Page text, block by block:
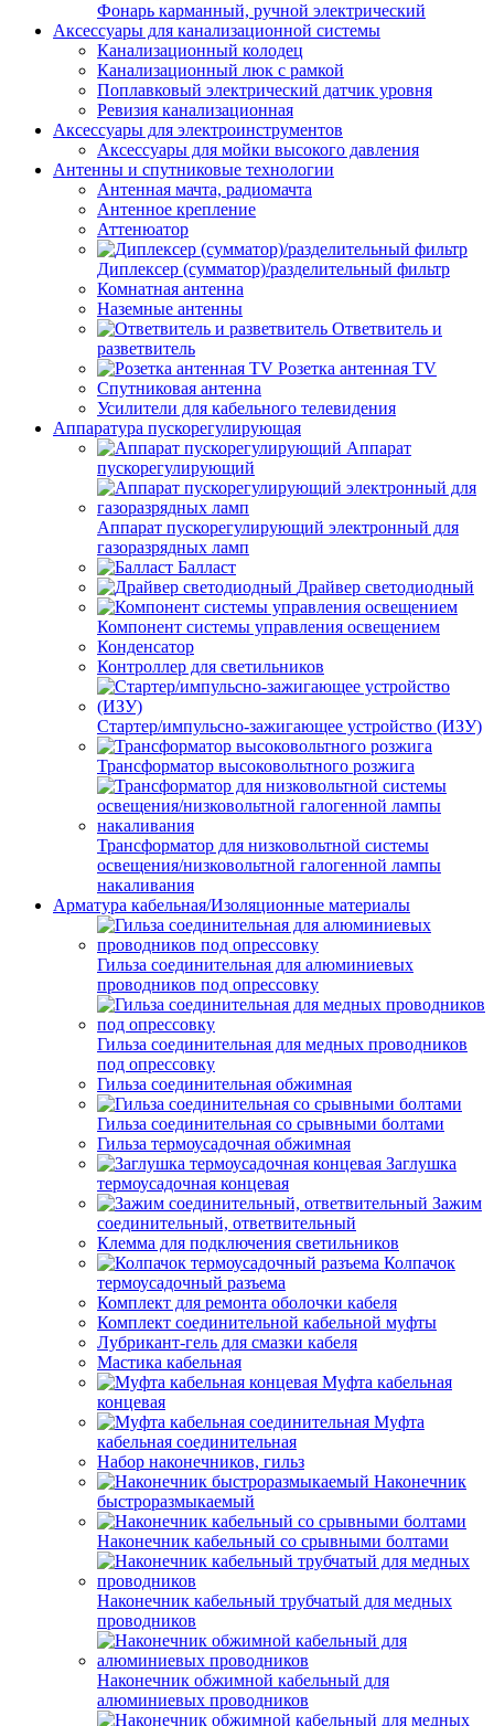
Фонарь карманный, ручной электрический
Аксессуары для канализационной системы
Канализационный колодец
Канализационный люк с рамкой
Поплавковый электрический датчик уровня
Ревизия канализационная
Аксессуары для электроинструментов
Аксессуары для мойки высокого давления
Антенны и спутниковые технологии
Антенная мачта, радиомачта
Антенное крепление
Аттенюатор
Диплексер (сумматор)/разделительный фильтр
Комнатная антенна
Наземные антенны
Ответвитель и
разветвитель
Розетка антенная TV
Спутниковая антенна
Усилители для кабельного телевидения
Аппаратура пускорегулирующая
Аппарат
пускорегулирующий
Аппарат пускорегулирующий электронный для
газоразрядных ламп
Балласт
Драйвер светодиодный
Компонент системы управления освещением
Конденсатор
Контроллер для светильников
Стартер/импульсно-зажигающее устройство (ИЗУ)
Трансформатор высоковольтного розжига
Трансформатор для низковольтной системы
освещения/низковольтной галогенной лампы
накаливания
Арматура кабельная/Изоляционные материалы
Гильза соединительная для алюминиевых
проводников под опрессовку
Гильза соединительная для медных проводников
под опрессовку
Гильза соединительная обжимная
Гильза соединительная со срывными болтами
Гильза термоусадочная обжимная
Заглушка
термоусадочная концевая
Зажим
соединительный, ответвительный
Клемма для подключения светильников
Колпачок
термоусадочный разъема
Комплект для ремонта оболочки кабеля
Комплект соединительной кабельной муфты
Лубрикант-гель для смазки кабеля
Мастика кабельная
Муфта кабельная
концевая
Муфта
кабельная соединительная
Набор наконечников, гильз
Наконечник
быстроразмыкаемый
Наконечник кабельный со срывными болтами
Наконечник кабельный трубчатый для медных
проводников
Наконечник обжимной кабельный для
алюминиевых проводников